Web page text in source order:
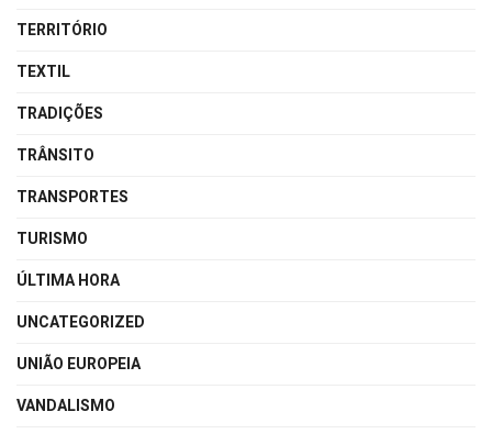
TERRITÓRIO
TEXTIL
TRADIÇÕES
TRÂNSITO
TRANSPORTES
TURISMO
ÚLTIMA HORA
UNCATEGORIZED
UNIÃO EUROPEIA
VANDALISMO